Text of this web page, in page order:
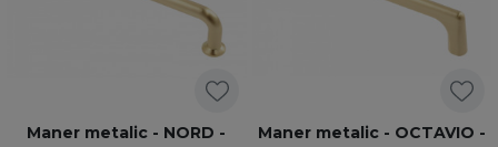
Maner metalic - NORD -
Maner metalic - OCTAVIO -